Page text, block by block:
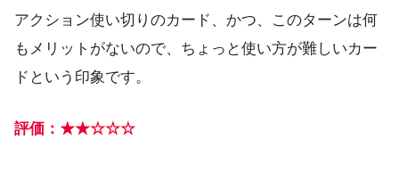
アクション使い切りのカード、かつ、このターンは何
もメリットがないので、ちょっと使い方が難しいカー
ドという印象です。
評価：★★☆☆☆